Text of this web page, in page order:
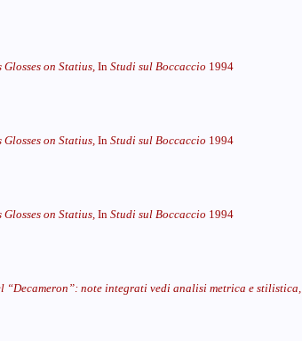
Glosses on Statius, In Studi sul Boccaccio 1994
Glosses on Statius, In Studi sul Boccaccio 1994
Glosses on Statius, In Studi sul Boccaccio 1994
“Decameron”: note integrati vedi analisi metrica e stilistica,